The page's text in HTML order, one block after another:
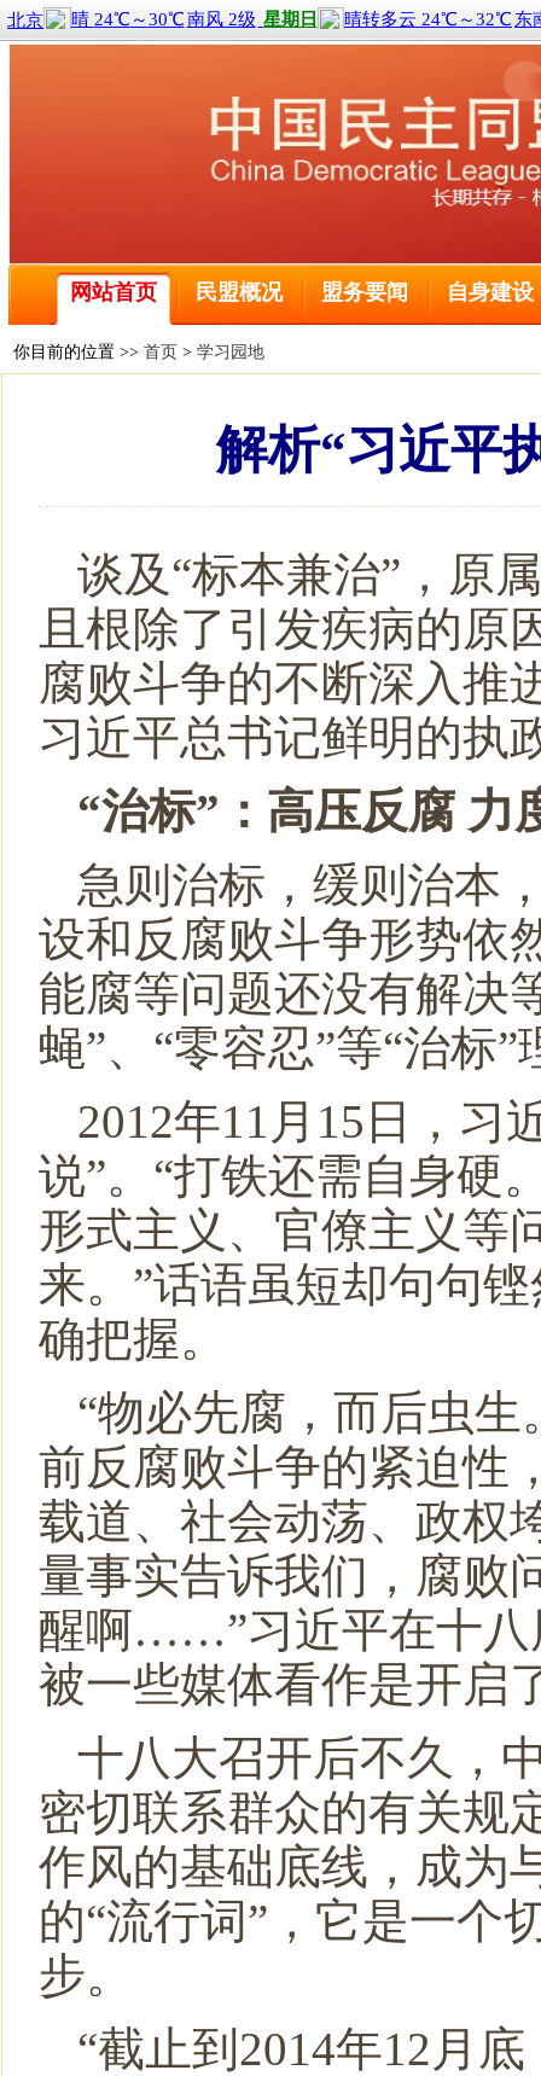
网站首页 民盟概况 盟务要闻 自身建设
民盟中央关于学习贯彻十四届全国人大二次会议和全国政
民盟哈尔滨工业大学委员会主委刘京获得国际建筑性能模
民盟黑龙江省委会主委钱福永当选黑龙江省政协副主席
民盟黑龙江省信息中心委员会主委陈霖任鸡西市副市长
民盟中央关于开展“不忘合作初心，继续携手前进”主题
喜报！2名黑龙江盟员荣获全国三八红旗手称号
全球前2%顶尖科学家榜单公布 民盟哈尔滨工程大学委
民盟黑龙江省委会主委钱福永当选黑龙江省政协副主席
民盟黑龙江省信息中心委员会主委陈霖任鸡西市副市长
民盟中央关于开展“不忘合作初心，继续携手前进”主题
民盟中央关于学习贯彻十三届全国人大二次会议和全国政
你目前的位置 >> 首页 > 学习园地
解析“习近平
谈及“标本兼治”，原
且根除了引发疾病的原
腐败斗争的不断深入推
习近平总书记鲜明的执
“治标”：高压反腐 力
急则治标，缓则治本
设和反腐败斗争形势依
能腐等问题还没有解决
蝇”、“零容忍”等“治标
2012年11 月 15 日，习
说”。“打铁还需自身硬
形式主义、官僚主义等
来。”话语虽短却句句
确把握。
“物必先腐，而后虫生
前反腐败斗争的紧迫性
载道、社会动荡、政权
量事实告诉我们，腐败
醒啊……”习近平在十八
被一些媒体看作是开启
十八大召开后不久，
密切联系群众的有关规
作风的基础底线，成为
的“流行词”，它是一个
步。
“截止到 2014年12 月